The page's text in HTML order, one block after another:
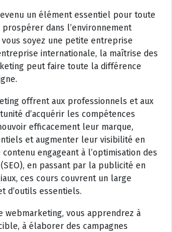
un élément essentiel pour toute
dans l’environnement
soyez une petite entreprise
internationale, la maîtrise des
peut faire toute la différence
offrent aux professionnels et aux
d’acquérir les compétences
efficacement leur marque,
et augmenter leur visibilité en
engageant à l’optimisation des
en passant par la publicité en
ces cours couvrent un large
d’outils essentiels.
webmarketing, vous apprendrez à
à élaborer des campagnes